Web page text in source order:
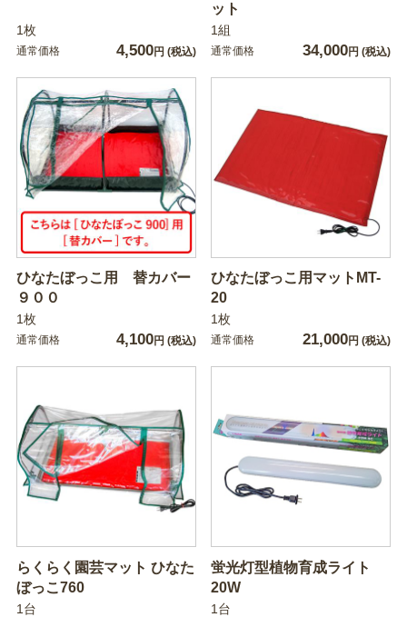
1枚
通常価格 4,500円 (税込)
ット
1組
通常価格 34,000円 (税込)
ひなたぼっこ用 替カバー
９００
1枚
通常価格 4,100円 (税込)
ひなたぼっこ用マットMT-
20
1枚
通常価格 21,000円 (税込)
らくらく園芸マット ひなた
ぼっこ760
1台
蛍光灯型植物育成ライト
20W
1台